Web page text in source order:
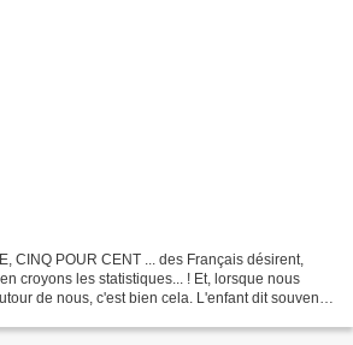
CINQ POUR CENT ... des Français désirent,
croyons les statistiques... ! Et, lorsque nous
de nous, c'est bien cela. L'enfant dit souvent :